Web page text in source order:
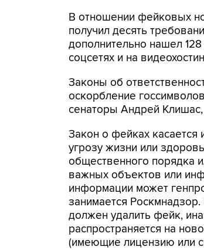
В отношении фейковых
получил десять
дополнительно нашел
соцсетях и на
Законы об
оскорбление госсимволов
сенаторы Андрей
Закон о фейках
угрозу жизни или
общественного порядка
важных объектов или
информации может
занимается
должен удалить фейк,
распространяется на
(имеющие лицензию или